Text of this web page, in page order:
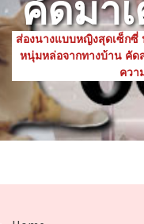
คัดมา
ส่องนางแบบหญิงสุดเซ็ก
หนุ่มหล่อจากทางบ้าน คัด
ควา